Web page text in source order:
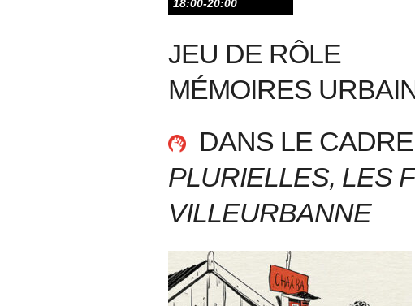
18:00-20:00
JEU DE RÔLE
MÉMOIRES
DANS LE
PLURIELLES, LES
VILLEURBANNE